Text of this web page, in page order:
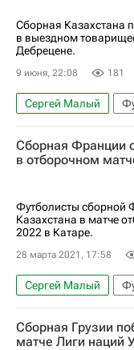
Сборная Казахстана
в выездном
Дебрецене.
9 июня, 22:08 181
Сергей Малый
Казахстан
Максим Самородов
Сборная Франции
в отборочном
Футболисты сборной
Казахстана в матче
2022 в Катаре.
28 марта 2021, 17:58
Сергей Малый
ЧМ по футболу 2026
Усман Дембеле
Сборная Грузии
матче Лиги наций